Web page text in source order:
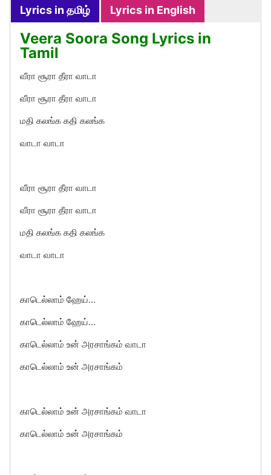
Lyrics in தமிழ் Lyrics in English
Veera Soora Song Lyrics in
Tamil
வீரா சூரா தீரா வாடா
வீரா சூரா தீரா வாடா
மதி கலங்க கதி கலங்க
வாடா வாடா
வீரா சூரா தீரா வாடா
வீரா சூரா தீரா வாடா
மதி கலங்க கதி கலங்க
வாடா வாடா
காடெல்லாம் ஹேய்…
காடெல்லாம் ஹேய்…
காடெல்லாம் உன் அரசாங்கம் வாடா
காடெல்லாம் உன் அரசாங்கம்
காடெல்லாம் உன் அரசாங்கம் வாடா
காடெல்லாம் உன் அரசாங்கம்